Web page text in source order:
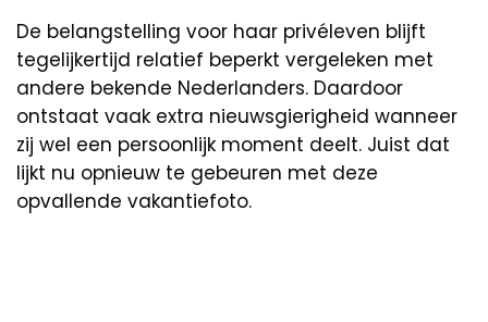
De belangstelling voor haar privéleven blijft
tegelijkertijd relatief beperkt vergeleken met
andere bekende Nederlanders. Daardoor
ontstaat vaak extra nieuwsgierigheid wanneer
zij wel een persoonlijk moment deelt. Juist dat
lijkt nu opnieuw te gebeuren met deze
opvallende vakantiefoto.